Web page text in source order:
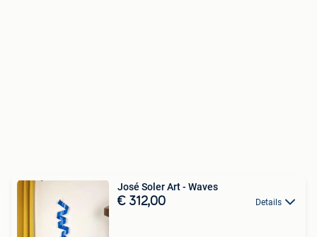
José Soler Art - Waves
€ 312,00 Details